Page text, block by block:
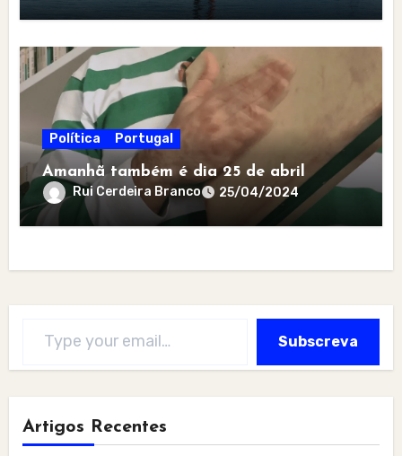
Política Portugal
Amanhã também é dia 25 de abril
Rui Cerdeira Branco 25/04/2024
Subscreva
Artigos Recentes